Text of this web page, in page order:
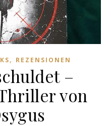
, REZENSIONEN
–
von